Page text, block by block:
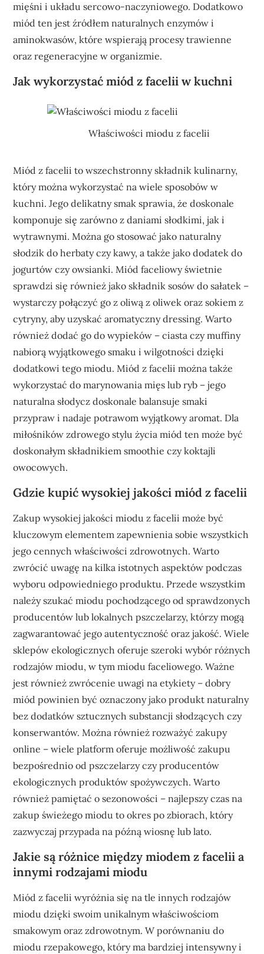
mięśni i układu sercowo-naczyniowego. Dodatkowo
miód ten jest źródłem naturalnych enzymów i
aminokwasów, które wspierają procesy trawienne
oraz regeneracyjne w organizmie.
Jak wykorzystać miód z facelii w kuchni
Właściwości miodu z facelii
Miód z facelii to wszechstronny składnik kulinarny,
który można wykorzystać na wiele sposobów w
kuchni. Jego delikatny smak sprawia, że doskonale
komponuje się zarówno z daniami słodkimi, jak i
wytrawnymi. Można go stosować jako naturalny
słodzik do herbaty czy kawy, a także jako dodatek do
jogurtów czy owsianki. Miód faceliowy świetnie
sprawdzi się również jako składnik sosów do sałatek –
wystarczy połączyć go z oliwą z oliwek oraz sokiem z
cytryny, aby uzyskać aromatyczny dressing. Warto
również dodać go do wypieków – ciasta czy muffiny
nabiorą wyjątkowego smaku i wilgotności dzięki
dodatkowi tego miodu. Miód z facelii można także
wykorzystać do marynowania mięs lub ryb – jego
naturalna słodycz doskonale balansuje smaki
przypraw i nadaje potrawom wyjątkowy aromat. Dla
miłośników zdrowego stylu życia miód ten może być
doskonałym składnikiem smoothie czy koktajli
owocowych.
Gdzie kupić wysokiej jakości miód z facelii
Zakup wysokiej jakości miodu z facelii może być
kluczowym elementem zapewnienia sobie wszystkich
jego cennych właściwości zdrowotnych. Warto
zwrócić uwagę na kilka istotnych aspektów podczas
wyboru odpowiedniego produktu. Przede wszystkim
należy szukać miodu pochodzącego od sprawdzonych
producentów lub lokalnych pszczelarzy, którzy mogą
zagwarantować jego autentyczność oraz jakość. Wiele
sklepów ekologicznych oferuje szeroki wybór różnych
rodzajów miodu, w tym miodu faceliowego. Ważne
jest również zwrócenie uwagi na etykiety – dobry
miód powinien być oznaczony jako produkt naturalny
bez dodatków sztucznych substancji słodzących czy
konserwantów. Można również rozważyć zakupy
online – wiele platform oferuje możliwość zakupu
bezpośrednio od pszczelarzy czy producentów
ekologicznych produktów spożywczych. Warto
również pamiętać o sezonowości – najlepszy czas na
zakup świeżego miodu to okres po zbiorach, który
zazwyczaj przypada na późną wiosnę lub lato.
Jakie są różnice między miodem z facelii a
innymi rodzajami miodu
Miód z facelii wyróżnia się na tle innych rodzajów
miodu dzięki swoim unikalnym właściwościom
smakowym oraz zdrowotnym. W porównaniu do
miodu rzepakowego, który ma bardziej intensywny i